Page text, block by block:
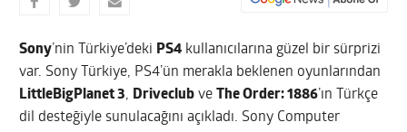
Sony’nin Türkiye’deki PS4 kullanıcılarına güzel bir sürprizi
var. Sony Türkiye, PS4’ün merakla beklenen oyunlarından
LittleBigPlanet 3, Driveclub ve The Order: 1886’ın Türkçe
dil desteğiyle sunulacağını açıkladı. Sony Computer